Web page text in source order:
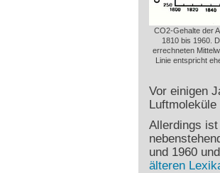
CO2-Gehalte der
1810 bis 1960.
errechneten
Linie entspricht
Vor einigen
Allerdings
und 1960
älteren